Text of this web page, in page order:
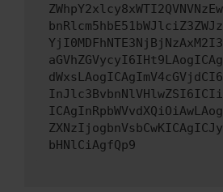
bHNlCiAgfQp9